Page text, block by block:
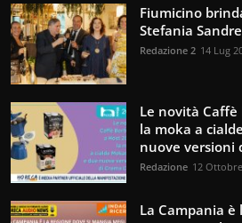
Fiumicino
Stefania
Redazione 2 14 Lug
Le novità Caffè
la moka a
nuove versioni
Redazione 12
La Campania è